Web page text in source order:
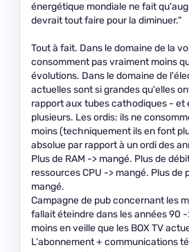
énergétique mondiale ne fait
devrait tout faire pour la diminuer."
Tout à fait. Dans le domaine de la
consomment pas vraiment moins
évolutions. Dans le domaine de
actuelles sont si grandes qu'elles
rapport aux tubes cathodiques - et
plusieurs. Les ordis: ils ne
moins (techniquement ils en font
absolue par rapport à un ordi des
Plus de RAM -> mangé. Plus de
ressources CPU -> mangé. Plus de
mangé.
Campagne de pub concernant les
fallait éteindre dans les années 90
moins en veille que les BOX TV
L'abonnement + communications